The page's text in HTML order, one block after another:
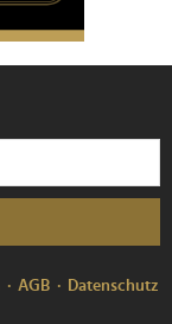
AGB
Datenschutz